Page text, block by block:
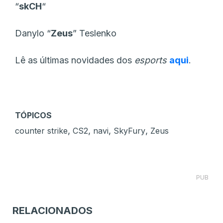
“skCH“
Danylo “Zeus” Teslenko
Lê as últimas novidades dos esports aqui.
TÓPICOS
counter strike, CS2, navi, SkyFury, Zeus
PUB
RELACIONADOS